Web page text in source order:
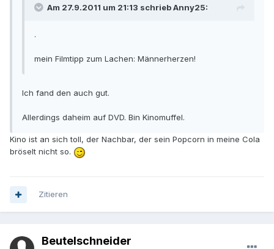
Am 27.9.2011 um 21:13 schrieb Anny25:
.
mein Filmtipp zum Lachen: Männerherzen!
Ich fand den auch gut.
Allerdings daheim auf DVD. Bin Kinomuffel.
Kino ist an sich toll, der Nachbar, der sein Popcorn in meine Cola
bröselt nicht so.
Zitieren
Beutelschneider